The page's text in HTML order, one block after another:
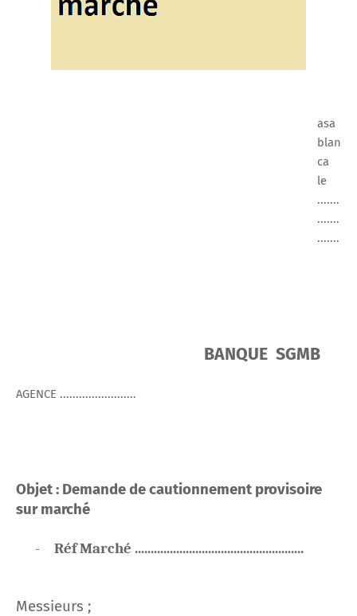
asa
blan
ca
le
.......
.......
.......
BANQUE SGMB
AGENCE ........................
Objet : Demande de cautionnement provisoire
sur marché
- Réf Marché .....................................................
Messieurs ;